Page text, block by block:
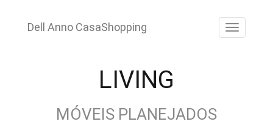
paraDell Anno CasaShopping
LIVING
MÓVEIS PLANEJADOS